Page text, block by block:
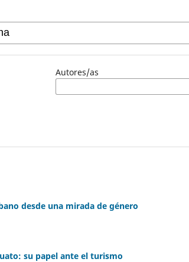
Autores/as
desde una mirada de género
su papel ante el turismo